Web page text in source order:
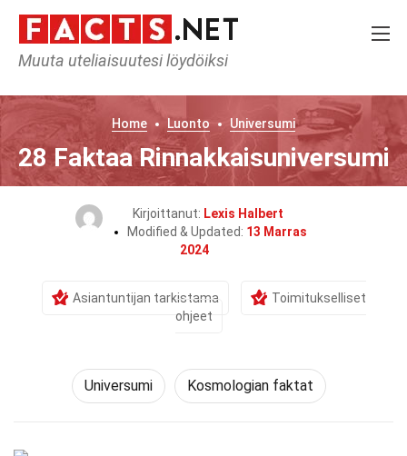
Muuta uteliaisuutesi löydöiksi
Home Luonto Universumi
28 Faktaa Rinnakkaisuniversumi
Kirjoittanut: Lexis Halbert
Modified & Updated: 13 Marras
2024
Asiantuntijan tarkistama
Toimitukselliset
ohjeet
Universumi Kosmologian faktat